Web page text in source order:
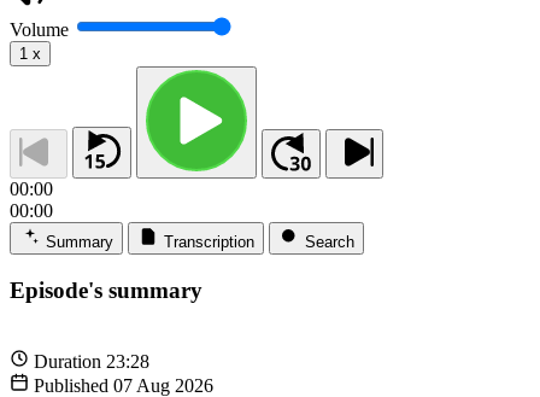
Volume
1 x
00:00
00:00
Summary Transcription Search
Episode's summary
Duration 23:28
Published 07 Aug 2026